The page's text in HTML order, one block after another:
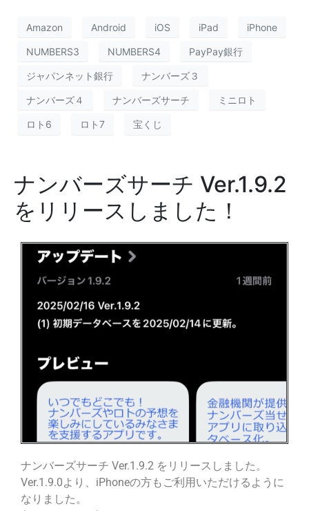
Amazon Android iOS iPad iPhone
NUMBERS3 NUMBERS4 PayPay銀行
ジャパンネット銀行 ナンバーズ３
ナンバーズ４ ナンバーズサーチ ミニロト
ロト6 ロト7 宝くじ
ナンバーズサーチ Ver.1.9.2
をリリースしました！
ナンバーズサーチ Ver.1.9.2 をリリースしました。
Ver.1.9.0より、iPhoneの方もご利用いただけるように
なりました。